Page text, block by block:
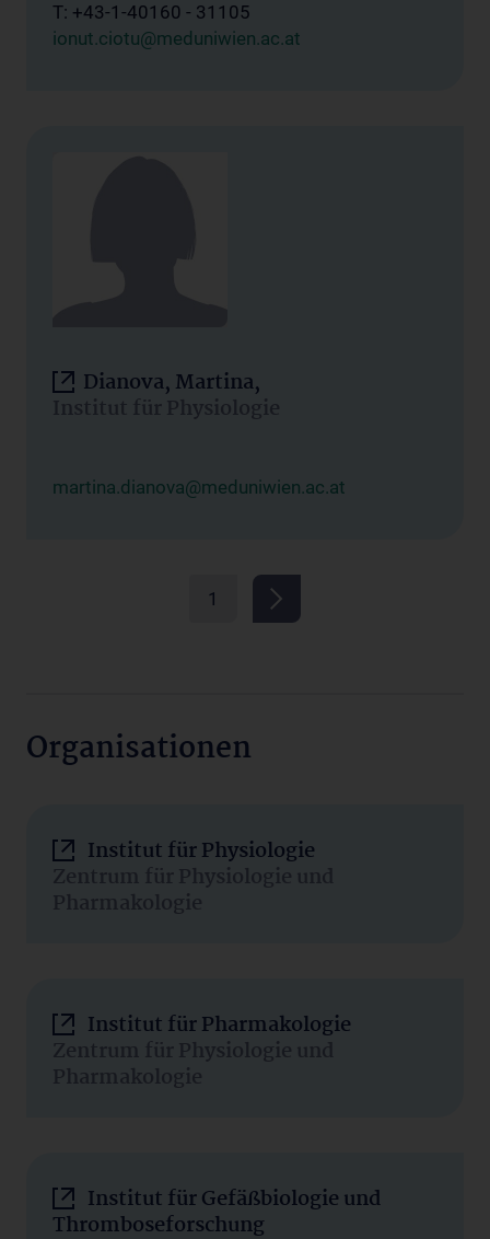
T: +43-1-40160 - 31105
ionut.ciotu@meduniwien.ac.at
Dianova, Martina,
Institut für Physiologie
martina.dianova@meduniwien.ac.at
1
Organisationen
Institut für Physiologie
Zentrum für Physiologie und
Pharmakologie
Institut für Pharmakologie
Zentrum für Physiologie und
Pharmakologie
Institut für Gefäßbiologie und
Thromboseforschung